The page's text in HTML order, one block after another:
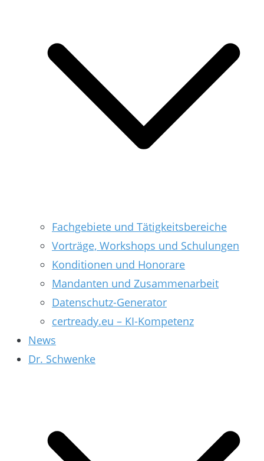
Fachgebiete und Tätigkeitsbereiche
Vorträge, Workshops und Schulungen
Konditionen und Honorare
Mandanten und Zusammenarbeit
Datenschutz-Generator
certready.eu – KI-Kompetenz
News
Dr. Schwenke